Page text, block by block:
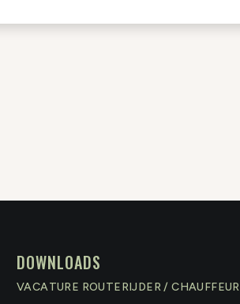
DOWNLOADS
VACATURE ROUTERIJDER / CHAUFFEUR